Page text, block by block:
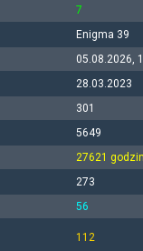
7
Enigma 39
05.08.2026,
28.03.2023
301
5649
27621 godzin
273
56
112